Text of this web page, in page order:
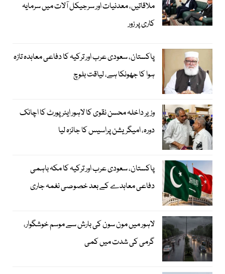
ملاقاتیں، معدنیات اور سرجیکل آلات میں سرمایہ
کاری پر زور
پاکستان، سعودی عرب اور ترکیہ کا دفاعی معاہدہ تازہ
ہوا کا جھونکا ہے، لیاقت بلوچ
وزیر داخلہ محسن نقوی کا لاہور ایئر پورٹ کا اچانک
دورہ، امیگریشن پراسیس کا جائزہ لیا
پاکستان، سعودی عرب اور ترکیہ کا مکہ باہمی
دفاعی معاہدے کے بعد خصوصی نغمہ جاری
لاہور میں مون سون کی بارش سے موسم خوشگوار،
گرمی کی شدت میں کمی